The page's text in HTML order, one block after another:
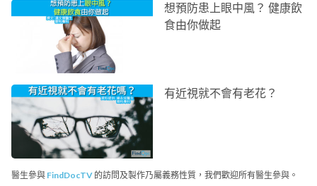
想預防患上眼中風？ 健康飲
食由你做起
有近視就不會有老花？
醫生參與 FindDocTV 的訪問及製作乃屬義務性質，我們歡迎所有醫生參與。